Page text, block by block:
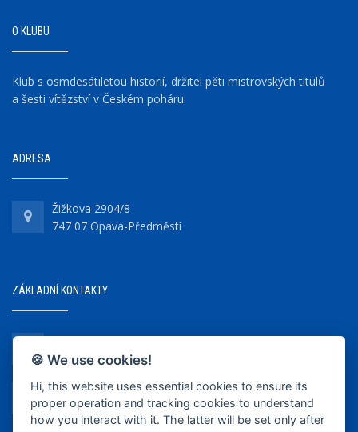
O KLUBU
Klub s osmdesátiletou historií, držitel pěti mistrovských titulů
a šesti vítězství v Českém poháru.
ADRESA
Žižkova 2904/8
747 07 Opava-Předměstí
ZÁKLADNÍ KONTAKTY
+420 737 218 679
info@bkopava.cz
www.bkopava.cz
🍪 We use cookies!
Hi, this website uses essential cookies to ensure its
proper operation and tracking cookies to understand
how you interact with it. The latter will be set only after